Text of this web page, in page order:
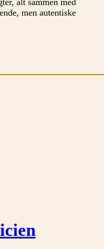
alt sammen med
men autentiske